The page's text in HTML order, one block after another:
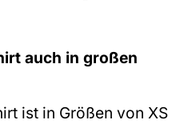
auch in großen
ist in Größen von XS